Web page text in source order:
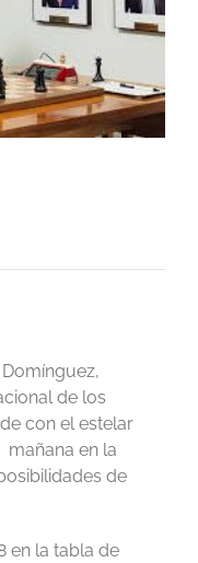
de los
con el estelar
en la
de
en la tabla de